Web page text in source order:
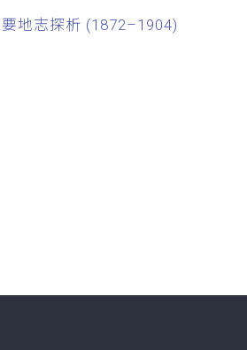
地志探析 (1872–1904)